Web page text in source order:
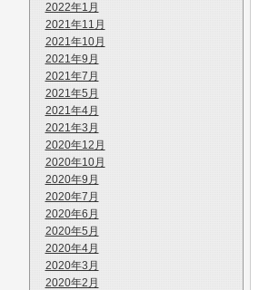
2022年1月
2021年11月
2021年10月
2021年9月
2021年7月
2021年5月
2021年4月
2021年3月
2020年12月
2020年10月
2020年9月
2020年7月
2020年6月
2020年5月
2020年4月
2020年3月
2020年2月